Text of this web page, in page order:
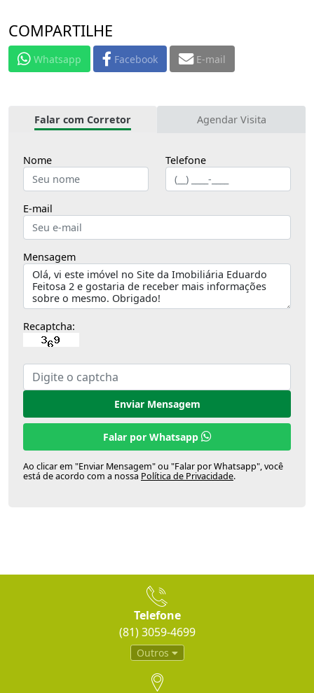
COMPARTILHE
Whatsapp Facebook E-mail
Falar com Corretor Agendar Visita
Nome Telefone
E-mail
Mensagem
Recaptcha:
Enviar Mensagem
Falar por Whatsapp
Ao clicar em "Enviar Mensagem" ou "Falar por Whatsapp", você
está de acordo com a nossa Política de Privacidade.
Telefone
(81) 3059-4699
Outros